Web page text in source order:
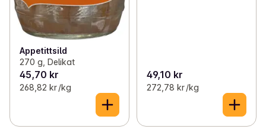
Appetittsild
270 g, Delikat
45,70 kr
268,82 kr /kg
49,10 kr
272,78 kr /kg